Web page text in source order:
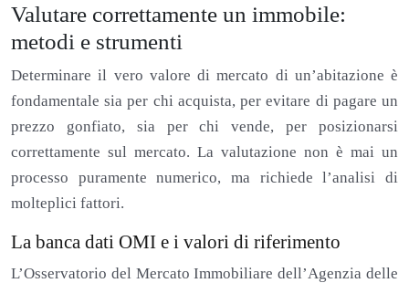
Valutare correttamente un immobile:
metodi e strumenti
Determinare il vero valore di mercato di un’abitazione è
fondamentale sia per chi acquista, per evitare di pagare un
prezzo gonfiato, sia per chi vende, per posizionarsi
correttamente sul mercato. La valutazione non è mai un
processo puramente numerico, ma richiede l’analisi di
molteplici fattori.
La banca dati OMI e i valori di riferimento
L’Osservatorio del Mercato Immobiliare dell’Agenzia delle